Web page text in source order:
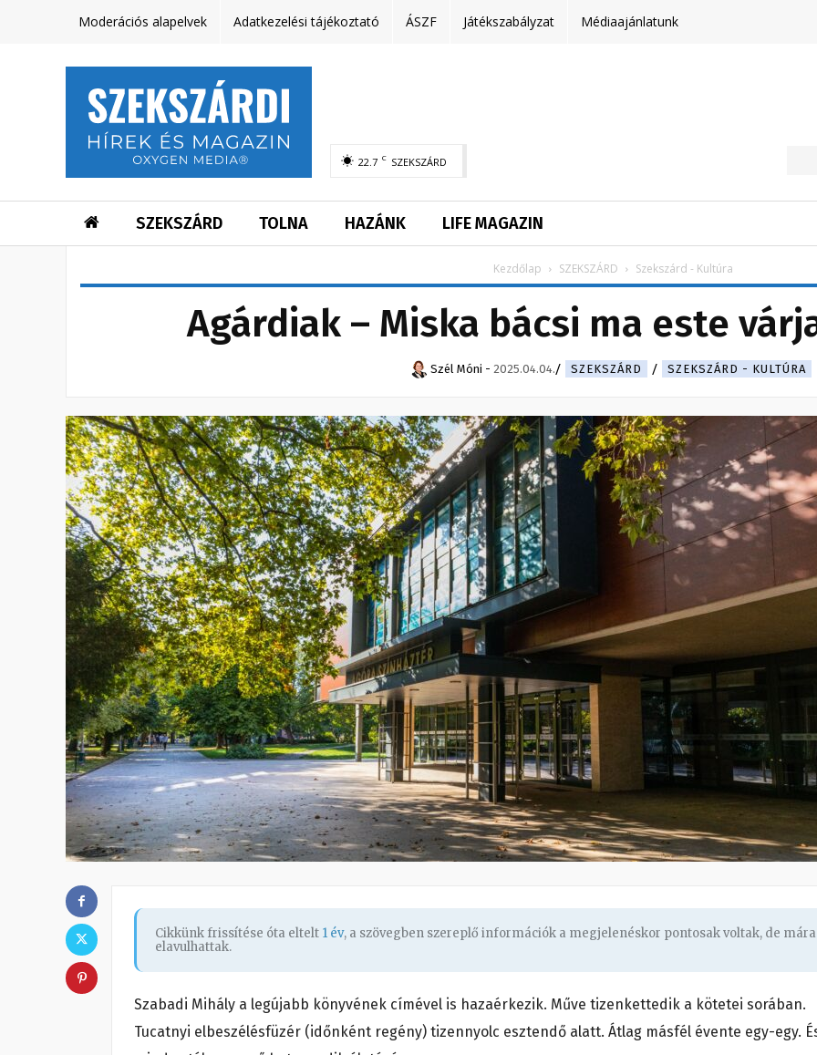
Moderációs alapelvek Adatkezelési tájékoztató ÁSZF Játékszabályzat Médiaajánlatunk
22.7 C SZEKSZÁRD
SZEKSZÁRD TOLNA HAZÁNK LIFE MAGAZIN
Kezdőlap SZEKSZÁRD Szekszárd - Kultúra
Agárdiak – Miska bácsi ma este
Szél Móni - 2025.04.04. SZEKSZÁRD SZEKSZÁRD - KULTÚRA
Cikkünk frissítése óta eltelt 1 év, a szövegben szereplő információk a megjelenéskor pontosak voltak, de mára
elavulhattak.
Szabadi Mihály a legújabb könyvének címével is hazaérkezik. Műve tizenkettedik a kötetei sorában.
Tucatnyi elbeszélésfüzér (időnként regény) tizennyolc esztendő alatt. Átlag másfél évente egy-egy.